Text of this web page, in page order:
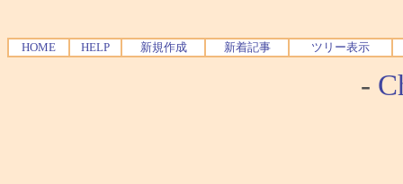
HOME HELP 新規作成 新着記事 ツリー表示
-